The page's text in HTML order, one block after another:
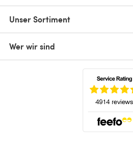
Unser Sortiment
Wer wir sind